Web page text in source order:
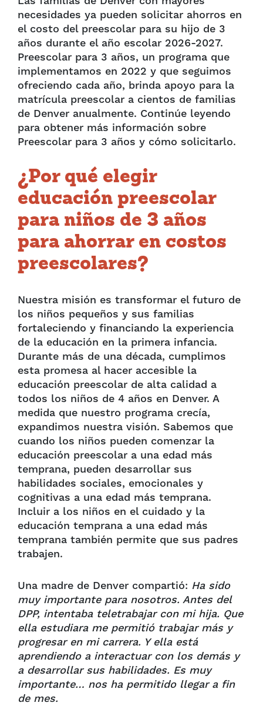
necesidades ya pueden solicitar ahorros en
el costo del preescolar para su hijo de 3
años durante el año escolar 2026-2027.
Preescolar para 3 años, un programa que
implementamos en 2022 y que seguimos
ofreciendo cada año, brinda apoyo para la
matrícula preescolar a cientos de familias
de Denver anualmente. Continúe leyendo
para obtener más información sobre
Preescolar para 3 años y cómo solicitarlo.
¿Por qué elegir
educación preescolar
para niños de 3 años
para ahorrar en costos
preescolares?
Nuestra misión es transformar el futuro de
los niños pequeños y sus familias
fortaleciendo y financiando la experiencia
de la educación en la primera infancia.
Durante más de una década, cumplimos
esta promesa al hacer accesible la
educación preescolar de alta calidad a
todos los niños de 4 años en Denver. A
medida que nuestro programa crecía,
expandimos nuestra visión. Sabemos que
cuando los niños pueden comenzar la
educación preescolar a una edad más
temprana, pueden desarrollar sus
habilidades sociales, emocionales y
cognitivas a una edad más temprana.
Incluir a los niños en el cuidado y la
educación temprana a una edad más
temprana también permite que sus padres
trabajen.
Una madre de Denver compartió: Ha sido
muy importante para nosotros. Antes del
DPP, intentaba teletrabajar con mi hija. Que
ella estudiara me permitió trabajar más y
progresar en mi carrera. Y ella está
aprendiendo a interactuar con los demás y
a desarrollar sus habilidades. Es muy
importante… nos ha permitido llegar a fin
de mes.